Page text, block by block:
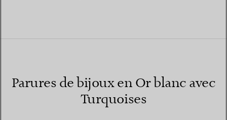
Parures de bijoux en Or blanc avec
Turquoises